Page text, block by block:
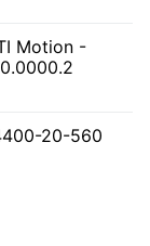
Motion -
20-560